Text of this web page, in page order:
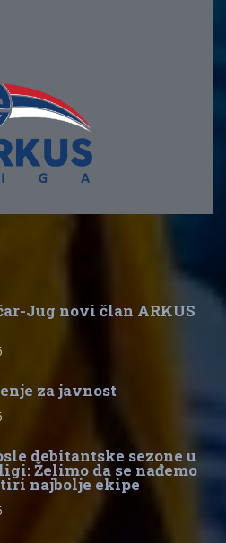
Jug novi član ARKUS
za javnost
debitantske sezone u
Želimo da se nađemo
najbolje ekipe